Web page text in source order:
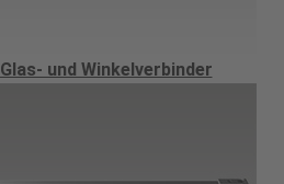
Glas- und Winkelverbinder